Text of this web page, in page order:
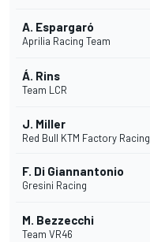
A. Espargaró
Aprilia Racing Team
Á. Rins
Team LCR
J. Miller
Red Bull KTM Factory Racing
F. Di Giannantonio
Gresini Racing
M. Bezzecchi
Team VR46